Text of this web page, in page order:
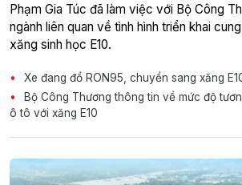
Phạm Gia Túc đã làm việc với Bộ Công
ngành liên quan về tình hình triển khai
xăng sinh học E10.
Xe đang đổ RON95, chuyển sang xăng
Bộ Công Thương thông tin về mức độ
ô tô với xăng E10